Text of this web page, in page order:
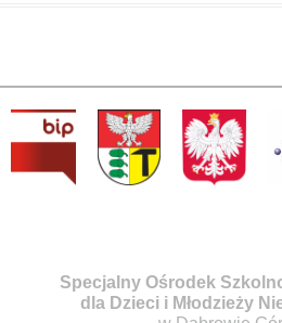
Specjalny Ośrodek
dla Dzieci i Młodzieży